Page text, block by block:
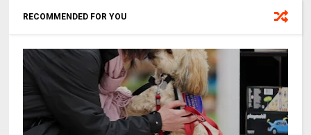
RECOMMENDED FOR YOU